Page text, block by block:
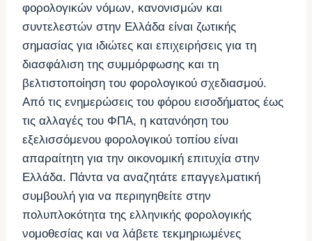
φορολογικών νόμων, κανονισμών και
συντελεστών στην Ελλάδα είναι ζωτικής
σημασίας για ιδιώτες και επιχειρήσεις για τη
διασφάλιση της συμμόρφωσης και τη
βελτιστοποίηση του φορολογικού σχεδιασμού.
Από τις ενημερώσεις του φόρου εισοδήματος έως
τις αλλαγές του ΦΠΑ, η κατανόηση του
εξελισσόμενου φορολογικού τοπίου είναι
απαραίτητη για την οικονομική επιτυχία στην
Ελλάδα. Πάντα να αναζητάτε επαγγελματική
συμβουλή για να περιηγηθείτε στην
πολυπλοκότητα της ελληνικής φορολογικής
νομοθεσίας και να λάβετε τεκμηριωμένες